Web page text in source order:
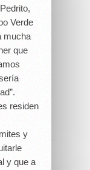
Verde
mucha
que
residen
y
y que a